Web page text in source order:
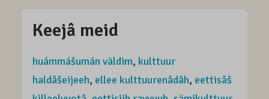
Keejâ meid
huámmášumán väldim, kulttuur
haldâšeijeeh, ellee kulttuurenâdâh, eettisâš